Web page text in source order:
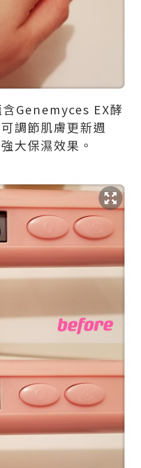
Genemyces EX酵
調節肌膚更新週
大保濕效果。